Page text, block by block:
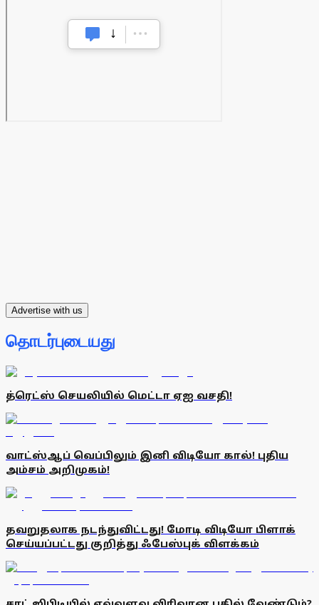
Advertise with us
தொடர்புடையது
த்ரெட்ஸ் செயலியில் மெட்டா ஏஐ வசதி!
வாட்ஸ்ஆப் வெப்பிலும் இனி விடியோ கால்! புதிய
அம்சம் அறிமுகம்!
தவறுதலாக நடந்துவிட்டது! மோடி விடியோ பிளாக்
செய்யப்பட்டது குறித்து ஃபேஸ்புக் விளக்கம்